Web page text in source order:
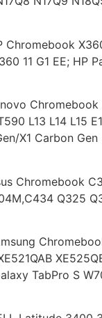
Chromebook
11 G1 EE; HP
L13 L14 L15
X1 Carbon
Chromebook
Q325
TabPro S